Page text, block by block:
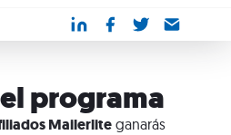
programa
Mailerlite ganarás